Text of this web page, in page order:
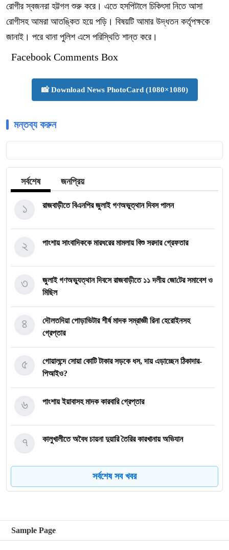
রোগীর স্বজনরা হট্টগল শুরু করে। এতে হসপিটালে চিকিৎসা নিতে আসা
রোগীসহ আমরা আতঙ্কিত হয়ে পড়ি। বিষয়টি আমার উদ্ধতন কর্তৃপক্ষকে
জানাই। পরে থানা পুলিশ এসে পরিস্থিতি শান্ত করে।
Facebook Comments Box
📸 Download News PhotoCard (1080×1080)
মন্তব্য করুন
সর্বশেষ জনপ্রিয়
রাজবাড়ীতে বিএন‌পির জুলাই গণঅভূত্থান দিবস পালন
১
পাংশায় সাংবাদিককে মারধরের মামলায় বিশু সরদার গ্রেফতার
২
জুলাই গণঅভ্যুত্থান দিবসে রাজবাড়ীতে ১১ দলীয় জো‌টের সমাবেশ ও
মি‌ছিল
৩
দৌলতদিয়া পোড়াভিটার শীর্ষ মাদক সম্রাজ্ঞী রিনা হেরোইনসহ
গ্রেপ্তার
৪
গোয়ালন্দে সোয়া কোটি টাকার সড়কে ধস, দায় এড়াচ্ছেন ঠিকাদার-
পিআইও?
৫
পাংশায় ইয়াবাসহ মাদক কারবারি গ্রেপ্তার
৬
কালুখালীতে অবৈধ চায়না দুয়ারি তৈরির কারখানায় অভিযান
৭
গোয়ালন্দের নবাগত ইউএনও সাইফুল হুদার যোগদান
৯
সর্বশেষ সব খবর
Sample Page